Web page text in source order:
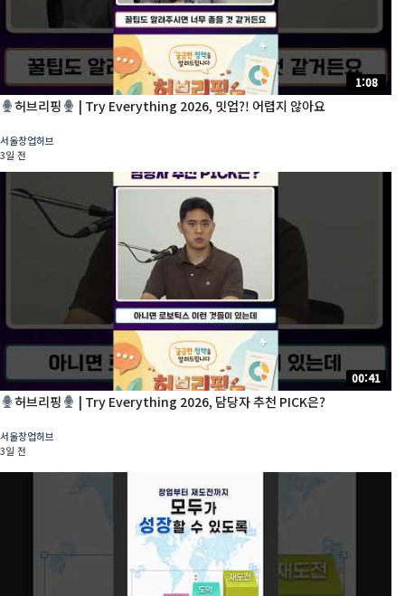
1:08
허브리핑 | Try Everything 2026, 밋업?! 어렵지 않아요
서울창업허브
3일 전
00:41
허브리핑 | Try Everything 2026, 담당자 추천 PICK은?
서울창업허브
3일 전